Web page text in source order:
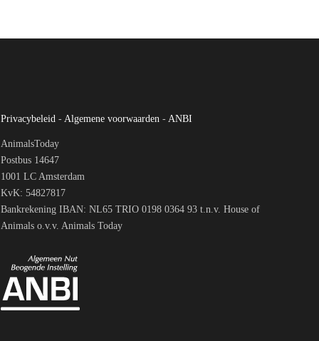
Privacybeleid - Algemene voorwaarden - ANBI
AnimalsToday
Postbus 14647
1001 LC Amsterdam
KvK: 54827817
Bankrekening IBAN: NL65 TRIO 0198 0364 93 t.n.v. House of
Animals o.v.v. Animals Today